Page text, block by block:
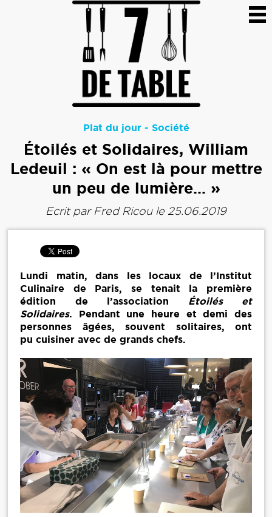
Plat du jour- Société
Étoilés et Solidaires, William
Ledeuil : « On est là pour mettre
un peu de lumière… »
Ecrit par Fred Ricoule 25.06.2019
Lundi matin, dans les locaux de l’Institut
Culinaire de Paris, se tenait la première
édition de l’association Étoilés et
Solidaires. Pendant une heure et demi des
personnes âgées, souvent solitaires, ont
pu cuisiner avec de grands chefs.